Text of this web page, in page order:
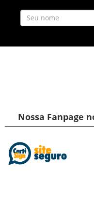
Nossa Fanpage